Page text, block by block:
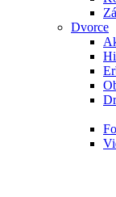
Dvorce